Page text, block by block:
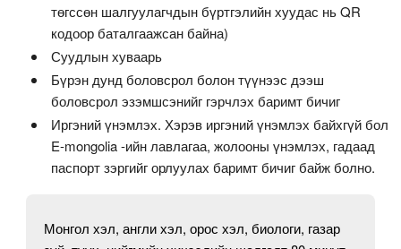
төгссөн шалгуулагчдын бүртгэлийн хуудас нь QR
кодоор баталгаажсан байна)
Суудлын хуваарь
Бүрэн дунд боловсрол болон түүнээс дээш
боловсрол эзэмшсэнийг гэрчлэх баримт бичиг
Иргэний үнэмлэх. Хэрэв иргэний үнэмлэх байхгүй бол
E-mongolia -ийн лавлагаа, жолооны үнэмлэх, гадаад
паспорт зэргийг орлуулах баримт бичиг байж болно.
Монгол хэл, англи хэл, орос хэл, биологи, газар